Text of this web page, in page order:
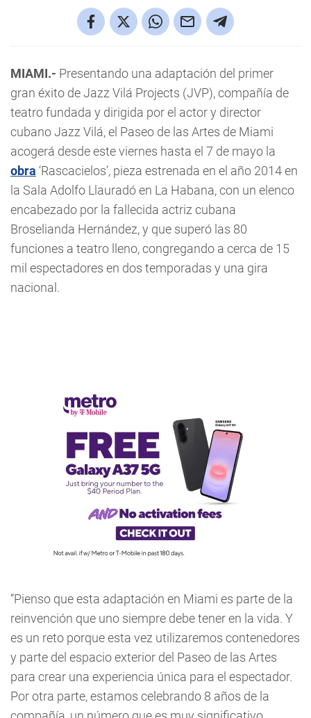
MIAMI.- Presentando una adaptación del primer
gran éxito de Jazz Vilá Projects (JVP), compañía de
teatro fundada y dirigida por el actor y director
cubano Jazz Vilá, el Paseo de las Artes de Miami
acogerá desde este viernes hasta el 7 de mayo la
obra ‘Rascacielos’, pieza estrenada en el año 2014 en
la Sala Adolfo Llauradó en La Habana, con un elenco
encabezado por la fallecida actriz cubana
Broselianda Hernández, y que superó las 80
funciones a teatro lleno, congregando a cerca de 15
mil espectadores en dos temporadas y una gira
nacional.
“Pienso que esta adaptación en Miami es parte de la
reinvención que uno siempre debe tener en la vida. Y
es un reto porque esta vez utilizaremos contenedores
y parte del espacio exterior del Paseo de las Artes
para crear una experiencia única para el espectador.
Por otra parte, estamos celebrando 8 años de la